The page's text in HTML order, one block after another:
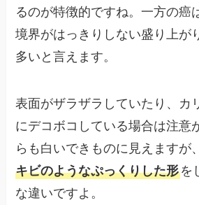
るのが特徴的ですね。一方の癌
境界がはっきりしない盛り上が
多いと言えます。
表面がザラザラしていたり、カ
にデコボコしている場合は注意
らも白いできものに見えますが
キビのようなぷっくりした形を
な違いですよ。